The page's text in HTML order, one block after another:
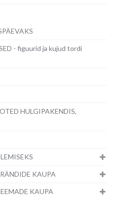
- figuurid ja kujud tordi
HULGIPAKENDIS,
KAUPA
KAUPA